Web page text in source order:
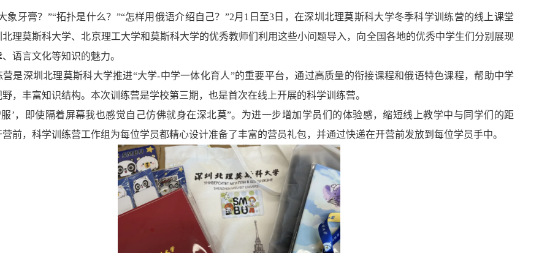
象牙膏？”“拓扑是什么？”“怎样用俄语介绍自己？”2月1日至3日，在深圳北理莫斯科大学冬季科学训练营的线上课堂
北理莫斯科大学、北京理工大学和莫斯科大学的优秀教师们利用这些小问题导入，向全国各地的优秀中学生们分别展现
语言文化等知识的魅力。
营是深圳北理莫斯科大学推进“大学-中学一体化育人”的重要平台，通过高质量的衔接课程和俄语特色课程，帮助中学
，丰富知识结构。 本次训练营是学校第三期，也是首次在线上开展的科学训练营。
服’，即使隔着屏幕我也感觉自己仿佛就身在深北莫”。为进一步增加学员们的体验感，缩短线上教学中与同学们的距
前，科学训练营工作组为每位学员都精心设计准备了丰富的营员礼包，并通过快递在开营前发放到每位学员手中。